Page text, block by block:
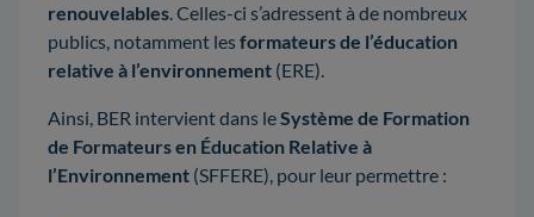
renouvelables. Celles-ci s’adressent à de nombreux
publics, notamment lesformateurs de l’éducation
relative à l’environnement (ERE).
Ainsi, BER intervient dans leSystème de Formation
de Formateurs en Éducation Relative à
l’Environnement (SFFERE), pour leur permettre :